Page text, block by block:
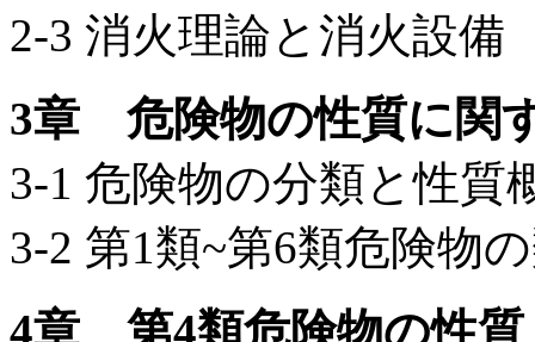
2-3 消火理論と消火設備
3章 危険物の性質に関
3-1 危険物の分類と性質
3-2 第1類~第6類危険物
4章 第4類危険物の性質